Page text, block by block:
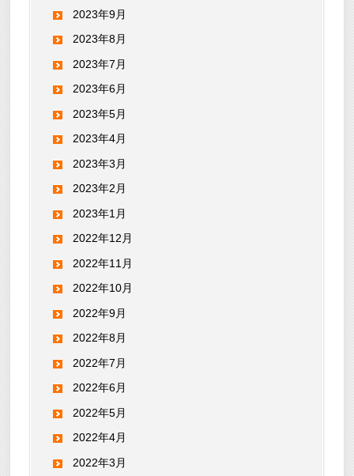
2023年9月
2023年8月
2023年7月
2023年6月
2023年5月
2023年4月
2023年3月
2023年2月
2023年1月
2022年12月
2022年11月
2022年10月
2022年9月
2022年8月
2022年7月
2022年6月
2022年5月
2022年4月
2022年3月